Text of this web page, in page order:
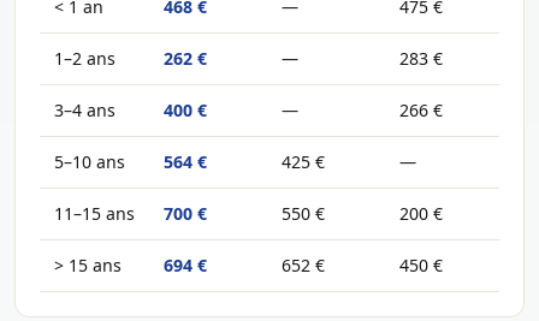
< 1 an 468 € — 475 €
1–2 ans 262 € — 283 €
3–4 ans 400 € — 266 €
5–10 ans 564 € 425 € —
11–15 ans 700 € 550 € 200 €
> 15 ans 694 € 652 € 450 €